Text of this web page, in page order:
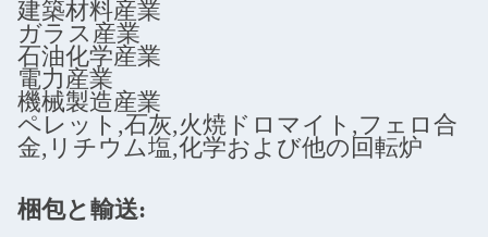
建築材料産業
ガラス産業
石油化学産業
電力産業
機械製造産業
ペレット,石灰,火焼ドロマイト,フェロ合
金,リチウム塩,化学および他の回転炉
梱包と輸送: